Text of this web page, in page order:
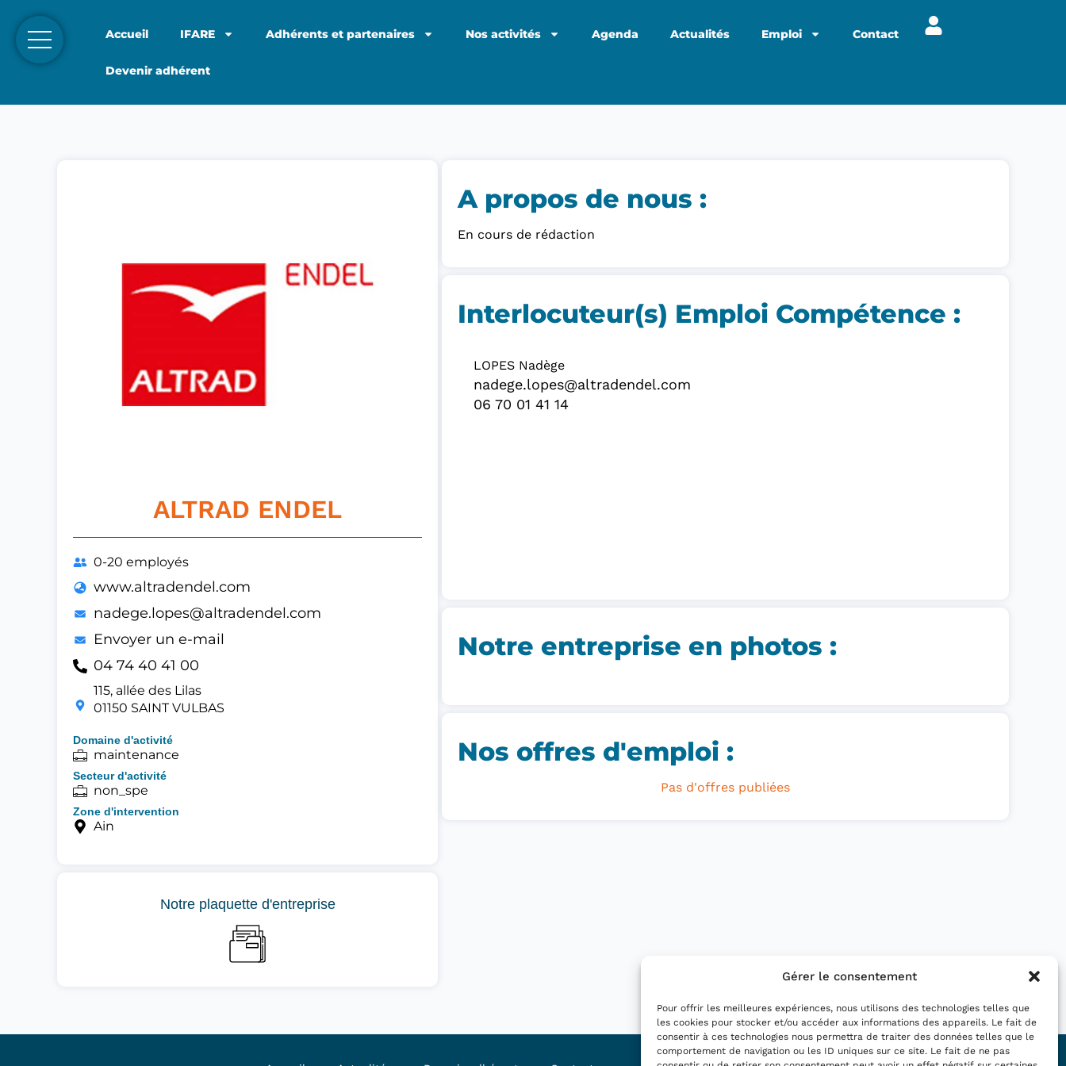
Gérer le consentement
Pour offrir les meilleures expériences, nous utilisons des technologies telles que
les cookies pour stocker et/ou accéder aux informations des appareils. Le fait de
consentir à ces technologies nous permettra de traiter des données telles que le
comportement de navigation ou les ID uniques sur ce site. Le fait de ne pas
Accueil IFARE Adhérents et partenaires Nos activités Agenda Actualités Emploi Contact
Devenir adhérent
ALTRAD ENDEL
0-20 employés
www.altradendel.com
nadege.lopes@altradendel.com
Envoyer un e-mail
04 74 40 41 00
115, allée des Lilas
01150 SAINT VULBAS
Domaine d'activité
maintenance
Secteur d'activité
non_spe
Zone d'intervention
Ain
Notre plaquette d'entreprise
A propos de nous :​
En cours de rédaction
Interlocuteur(s) Emploi Compétence :
LOPES Nadège
nadege.lopes@altradendel.com
06 70 01 41 14
Notre entreprise en photos :
Nos offres d'emploi :
Pas d'offres publiées
Nous suivre :